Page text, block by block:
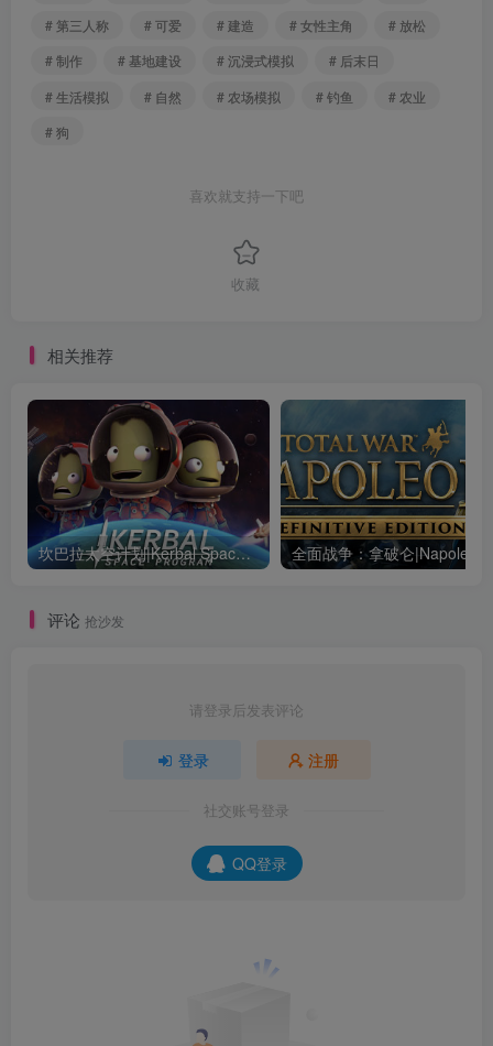
# 第三人称
# 可爱 # 建造 # 女性主角
# 放松
# 制作
# 基地建设 # 沉浸式模拟
# 后末日
# 生活模拟
# 自然 # 农场模拟 # 钓鱼
# 农业
# 狗
喜欢就支持一下吧
收藏
相关推荐
坎巴拉太空计划|Kerbal Space Program|1.12.5.3190|整合全DLC
评论 抢沙发
请登录后发表评论
登录 注册
社交账号登录
QQ登录